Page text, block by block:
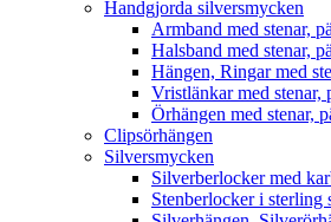
Handgjorda silversmycken
Armband med stenar,
Halsband med stenar,
Hängen, Ringar med
Vristlänkar med stenar,
Örhängen med stenar,
Clipsörhängen
Silversmycken
Silverberlocker med
Stenberlocker i sterling